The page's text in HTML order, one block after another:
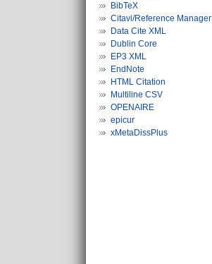
BibTeX
Citavi/Reference Manager
Data Cite XML
Dublin Core
EP3 XML
EndNote
HTML Citation
Multiline CSV
OPENAIRE
epicur
xMetaDissPlus